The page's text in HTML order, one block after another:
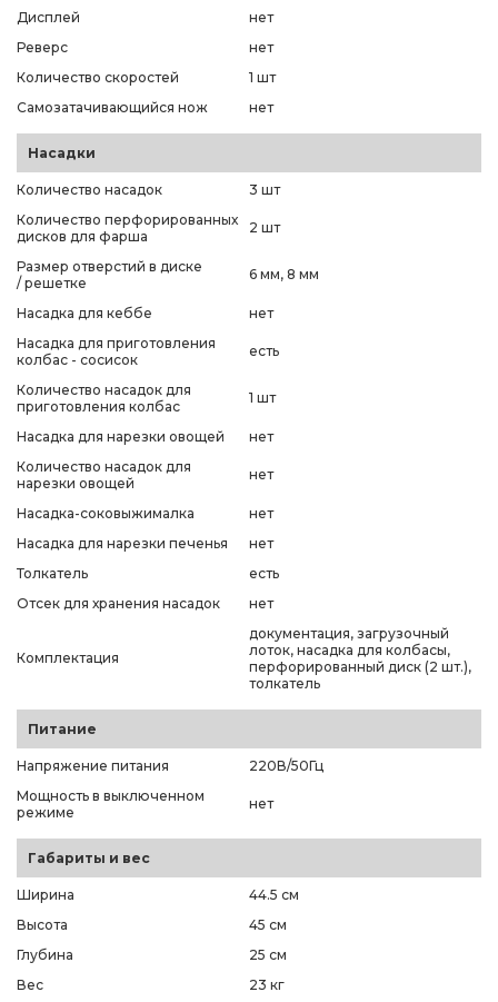
Дисплей
нет
Реверс
нет
Количество скоростей
1 шт
Самозатачивающийся нож
нет
Насадки
Количество насадок
3 шт
Количество перфорированных
дисков для фарша
2 шт
Размер отверстий в диске
/ решетке
6 мм, 8 мм
Насадка для кеббе
нет
Насадка для приготовления
колбас - сосисок
есть
Количество насадок для
приготовления колбас
1 шт
Насадка для нарезки овощей
нет
Количество насадок для
нарезки овощей
нет
Насадка-соковыжималка
нет
Насадка для нарезки печенья
нет
Толкатель
есть
Отсек для хранения насадок
нет
Комплектация
документация, загрузочный
лоток, насадка для колбасы,
перфорированный диск (2 шт.),
толкатель
Питание
Напряжение питания
220В/50Гц
Мощность в выключенном
режиме
нет
Габариты и вес
Ширина
44.5 см
Высота
45 см
Глубина
25 см
Вес
23 кг